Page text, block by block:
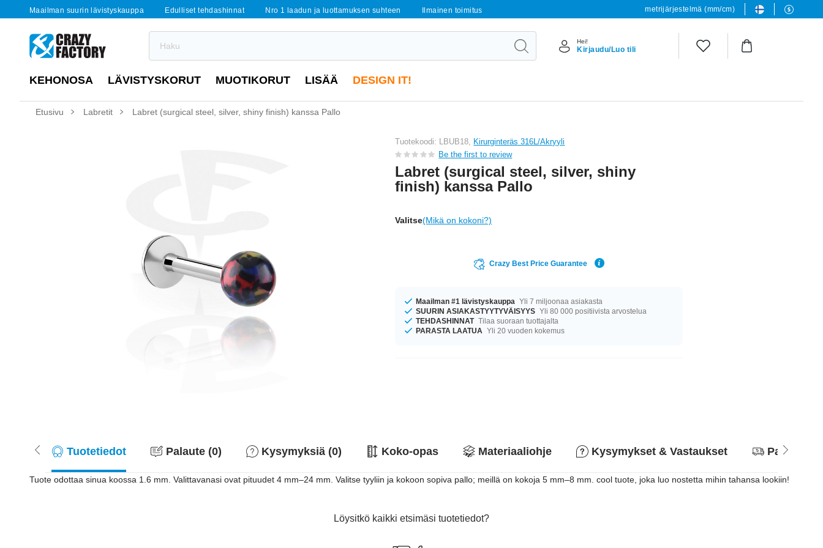
Maailman suurin lävistyskauppa Edulliset tehdashinnat Nro 1 laadun ja luottamuksen suhteen Ilmainen toimitus metrijärjestelmä (mm/cm)
Hei!
Kirjaudu/Luo tili
KEHONOSA LÄVISTYSKORUT MUOTIKORUT LISÄÄ DESIGN IT!
Etusivu Labretit Labret (surgical steel, silver, shiny finish) kanssa Pallo
Tuotekoodi: LBUB18, Kirurginteräs 316L/Akryyli
Be the first to review
Labret (surgical steel, silver, shiny
finish) kanssa Pallo
Valitse(Mikä on kokoni?)
Crazy Best Price Guarantee
Maailman #1 lävistyskauppa Yli 7 miljoonaa asiakasta
SUURIN ASIAKASTYYTYVÄISYYS Yli 80 000 positiivista arvostelua
TEHDASHINNAT Tilaa suoraan tuottajalta
PARASTA LAATUA Yli 20 vuoden kokemus
Tuotetiedot Palaute (0) Kysymyksiä (0) Koko-opas Materiaaliohje Kysymykset & Vastaukset
Tuote odottaa sinua koossa 1.6 mm. Valittavanasi ovat pituudet 4 mm–24 mm. Valitse tyyliin ja kokoon sopiva pallo; meillä on kokoja 5 mm–8 mm. cool tuote, joka luo nostetta mihin tahansa lookiin!
Löysitkö kaikki etsimäsi tuotetiedot?